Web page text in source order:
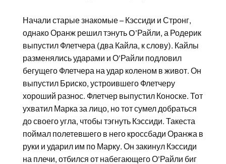
Начали старые знакомые – Кэссиди и Стронг,
однако Оранж решил тэнуть O’Райли, а Родерик
выпустил Флетчера (два Кайла, к слову). Кайлы
разменялись ударами и О’Райли подловил
бегущего Флетчера на удар коленом в живот. Он
выпустил Бриско, устроившего Флетчеру
хороший разнос. Флетчер выпустил Коноске. Тот
ухватил Марка за лицо, но тот сумел добраться
до своего угла, чтобы тэгнуть Кэссиди. Такеста
поймал полетевшего в него кроссбади Оранжа в
руки и ударил им по Марку. Он закинул Кэссиди
на плечи, отбился от набегающего О’Райли биг